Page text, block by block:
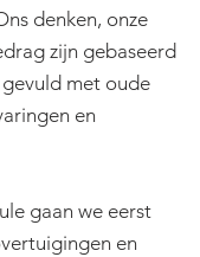
denken, onze
zijn gebaseerd
met oude
en
gaan we eerst
en